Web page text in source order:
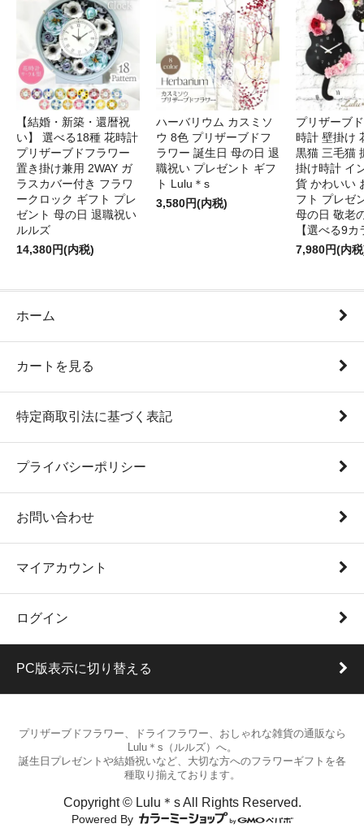
【結婚・新築・還暦祝
い】 選べる18種 花時計
プリザーブドフラワー
置き掛け兼用 2WAY ガ
ラスカバー付き フラワ
ークロック ギフト プレ
ゼント 母の日 退職祝い
ルルズ
14,380円(内税)
ハーバリウム カスミソ
ウ 8色 プリザーブドフ
ラワー 誕生日 母の日 退
職祝い プレゼント ギフ
ト Lulu＊s
3,580円(内税)
プリザーブ
時計 壁掛け
黒猫 三毛猫
掛け時計 イ
貨 かわいい
フト プレゼ
母の日 敬老
【選べる9カ
7,980円(内
ホーム
カートを見る
特定商取引法に基づく表記
プライバシーポリシー
お問い合わせ
マイアカウント
ログイン
PC版表示に切り替える
プリザーブドフラワー、ドライフラワー、おしゃれな雑貨の通販なら
Lulu＊s（ルルズ）へ。
誕生日プレゼントや結婚祝いなど、大切な方へのフラワーギフトを各
種取り揃えております。
Copyright © Lulu＊s All Rights Reserved.
Powered By